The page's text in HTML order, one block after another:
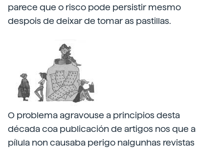
parece que o risco pode persistir mesmo
despois de deixar de tomar as pastillas.
O problema agravouse a principios desta
década coa publicación de artigos nos que a
pílula non causaba perigo nalgunhas revistas